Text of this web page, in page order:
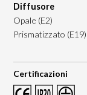
Diffusore
Opale (E2)
Prismatizzato (E19)
Certificazioni